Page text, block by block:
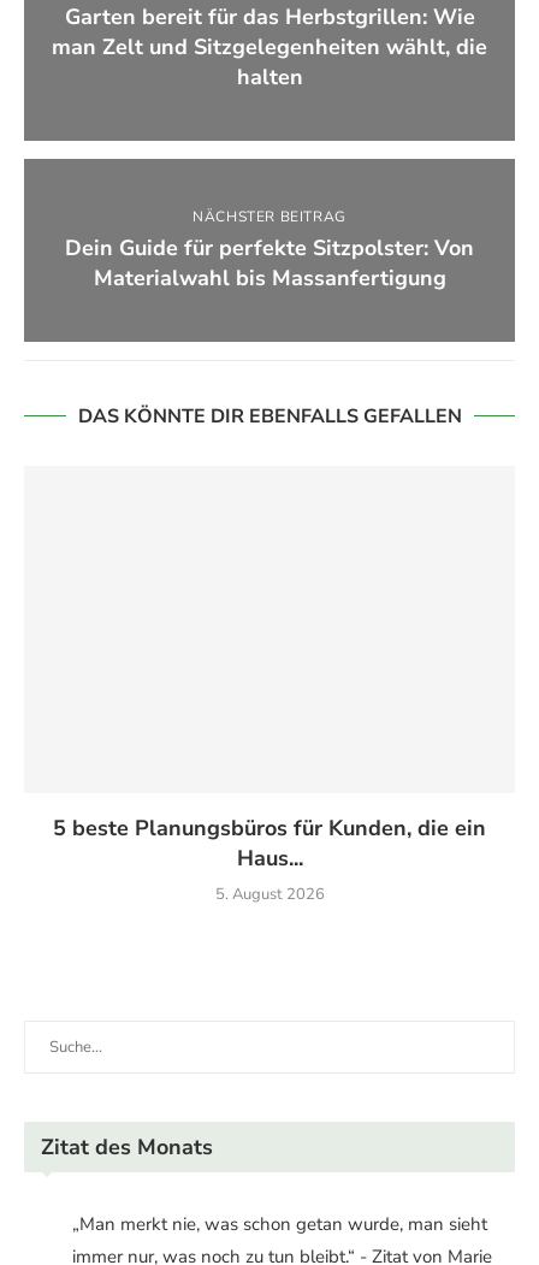
Garten bereit für das Herbstgrillen: Wie
man Zelt und Sitzgelegenheiten wählt, die
halten
NÄCHSTER BEITRAG
Dein Guide für perfekte Sitzpolster: Von
Materialwahl bis Massanfertigung
DAS KÖNNTE DIR EBENFALLS GEFALLEN
5 beste Planungsbüros für Kunden, die ein
Haus...
5. August 2026
Zitat des Monats
„Man merkt nie, was schon getan wurde, man sieht
immer nur, was noch zu tun bleibt.“ - Zitat von Marie